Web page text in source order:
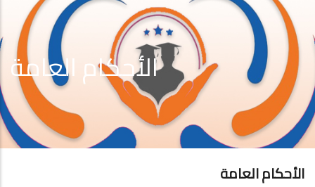
الأحكام العامة
الأحكام العامة